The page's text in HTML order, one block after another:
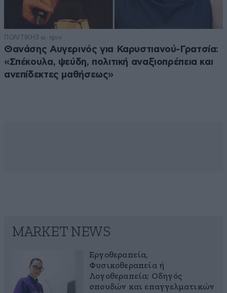
ΠΟΛΙΤΙΚΗ 3 ω. πριν
Θανάσης Αυγερινός για Καρυστιανού-Γρατσία:
«Σπέκουλα, ψεύδη, πολιτική αναξιοπρέπεια και
ανεπίδεκτες μαθήσεως»
MARKET NEWS
Εργοθεραπεία,
Φυσικοθεραπεία ή
Λογοθεραπεία; Οδηγός
σπουδών και επαγγελματικών